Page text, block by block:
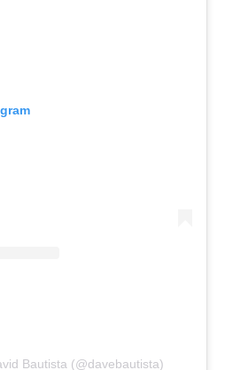
Bautista (@davebautista)